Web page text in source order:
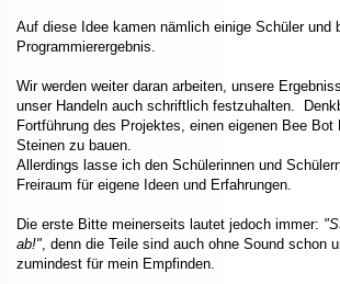
Auf diese Idee kamen nämlich einige Schüler und
Programmierergebnis.
Wir werden weiter daran arbeiten, unsere
unser Handeln auch schriftlich festzuhalten.
Fortführung des Projektes, einen eigenen Bee
Steinen zu bauen.
Allerdings lasse ich den Schülerinnen und
Freiraum für eigene Ideen und Erfahrungen.
Die erste Bitte meinerseits lautet jedoch immer:
ab!" , denn die Teile sind auch ohne Sound schon
zumindest für mein Empfinden.